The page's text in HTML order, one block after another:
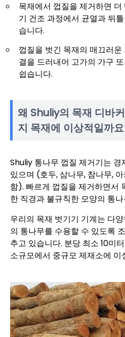
목재에서 껍질을 제거하면
기 건조 과정에서 균열과 뒤
습니다.
껍질을 벗긴 목재의 매끄러
결을 드러내어 고가의 가구
쉽습니다.
왜 Shuliy의 목재 디바
지 목재에 이상적일까
Shuliy 통나무 껍질 제거기는
있으며 (호두, 삼나무, 참나무,
함). 빠르게 껍질을 제거하면서
한 직경과 불규칙한 모양의 통
우리의 목재 벗기기 기계는 다
의 통나무를 수용할 수 있도록
추고 있습니다. 분당 최소 10미
소규모에서 중규모 제재소에 이